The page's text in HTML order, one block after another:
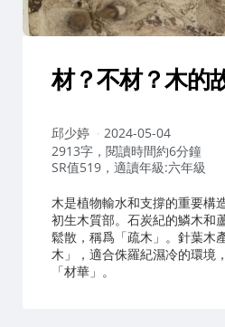
材？不材？木的
作
者：
邱少婷
2024-05-04
2913字，閱讀時間約6分鐘
SR值519，適讀年級:六年級
木是植物輸水和支撐的重要構
初生木質部。石炭紀的鱗木和
鬆散，稱爲「疏木」。針葉木
木」，適合侏羅紀濕冷的環境
「材華」。